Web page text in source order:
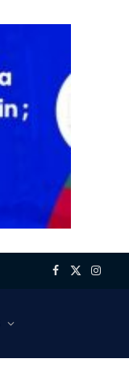
Facebook
X